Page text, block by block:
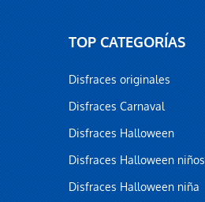
TOP CATEGORÍAS
Disfraces originales
Disfraces Carnaval
Disfraces Halloween
Disfraces Halloween niños
Disfraces Halloween niña